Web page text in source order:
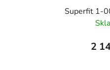
Superfit 1-
2